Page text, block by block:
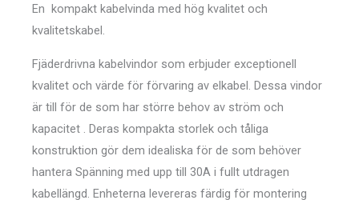
En kompakt kabelvinda med hög kvalitet och
kvalitetskabel.
Fjäderdrivna kabelvindor som erbjuder exceptionell
kvalitet och värde för förvaring av elkabel. Dessa vindor
är till för de som har större behov av ström och
kapacitet . Deras kompakta storlek och tåliga
konstruktion gör dem idealiska för de som behöver
hantera Spänning med upp till 30A i fullt utdragen
kabellängd. Enheterna levereras färdig för montering